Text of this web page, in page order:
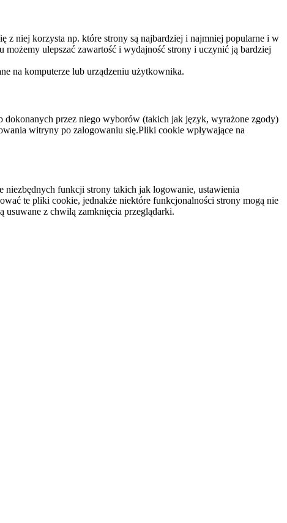
z niej korzysta np. które strony są najbardziej i najmniej popularne i w
ulepszać zawartość i wydajność strony i uczynić ją bardziej
na komputerze lub urządzeniu użytkownika.
przez niego wyborów (takich jak język, wyrażone zgody)
witryny po zalogowaniu się.Pliki cookie wpływające na
niezbędnych funkcji strony takich jak logowanie, ustawienia
te pliki cookie, jednakże niektóre funkcjonalności strony mogą nie
usuwane z chwilą zamknięcia przeglądarki.